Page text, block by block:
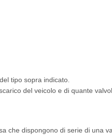
tipo sopra indicato.
del veicolo e di quante
che dispongono di serie di una